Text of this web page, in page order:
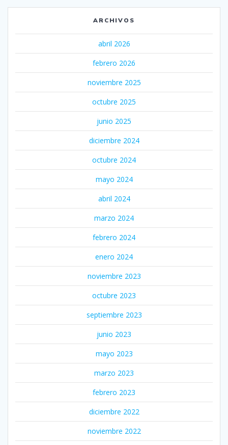
ARCHIVOS
abril 2026
febrero 2026
noviembre 2025
octubre 2025
junio 2025
diciembre 2024
octubre 2024
mayo 2024
abril 2024
marzo 2024
febrero 2024
enero 2024
noviembre 2023
octubre 2023
septiembre 2023
junio 2023
mayo 2023
marzo 2023
febrero 2023
diciembre 2022
noviembre 2022